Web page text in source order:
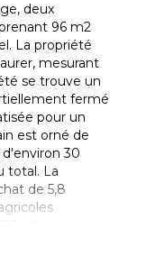
deux
96 m2
La propriété
mesurant
se trouve un
fermé
pour un
est orné de
30
total. La
de 5,8
oliviers, bois et
pour être